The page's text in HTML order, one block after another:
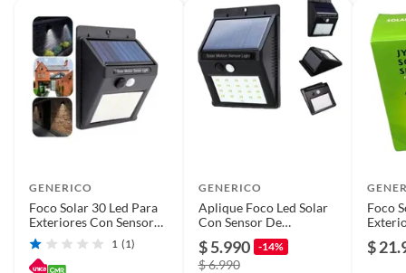
Diámetro 12
Potencia
GENERICO
Foco Solar 30 Led Para
Exteriores Con Sensor
de Movimiento 1 (1)
GENERICO
Aplique Foco Led Solar
Con Sensor De
Movimiento Exterior
$ 5.990 -14%
$ 6.990
Foco
$